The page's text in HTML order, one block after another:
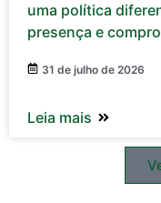
uma política
presença e
31 de julho de 2026
Leia mais